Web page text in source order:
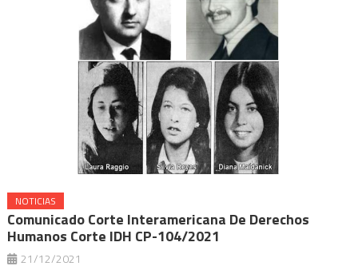
NOTICIAS
Comunicado Corte Interamericana De Derechos
Humanos Corte IDH CP-104/2021
21/12/2021